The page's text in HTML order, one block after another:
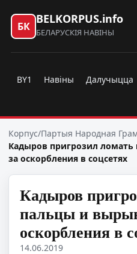
БК
BELKORPUS.info
БЕЛАРУСКІЯ НАВІНЫ
BY1 Навіны Далучыцца
Корпус/Партыя Народная
Кадыров пригрозил
за оскорбления в соцсетях
Кадыров
пальцы и
оскорбления в
14.06.2019